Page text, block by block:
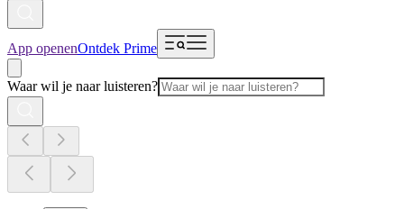
App openenOntdek Prime
Waar wil je naar luisteren?